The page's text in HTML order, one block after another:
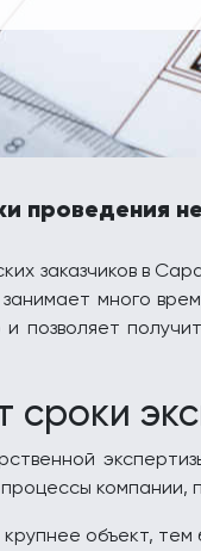
проведения
заказчиков в
много
позволяет
сроки
объект, тем